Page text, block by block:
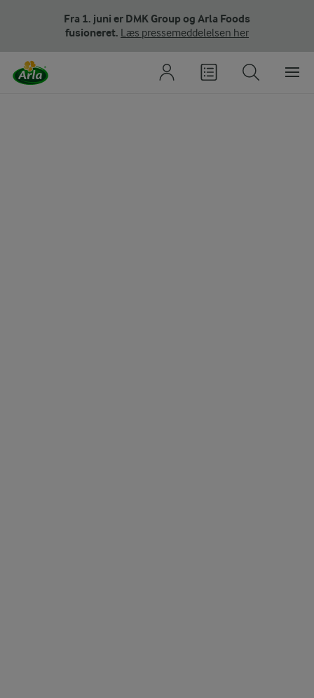
Fra 1. juni er DMK Group og Arla Foods
fusioneret. Læs pressemeddelelsen her